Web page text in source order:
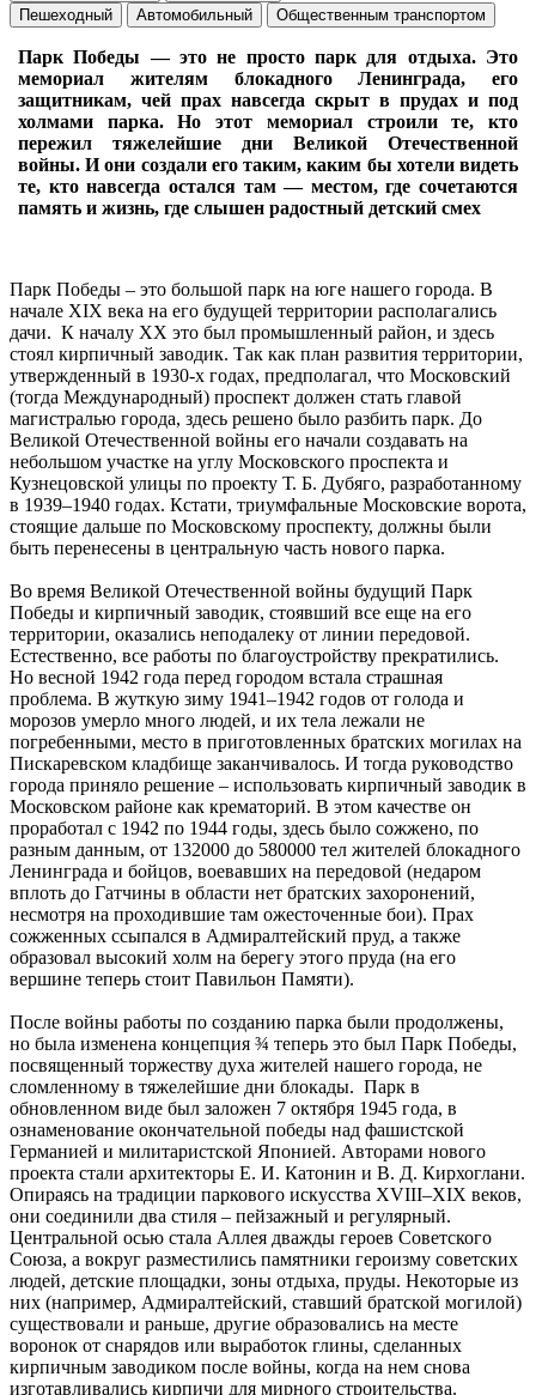
Пешеходный Автомобильный Общественным транспортом
Парк Победы — это не просто парк для отдыха. Это
мемориал жителям блокадного Ленинграда, его
защитникам, чей прах навсегда скрыт в прудах и под
холмами парка. Но этот мемориал строили те, кто
пережил тяжелейшие дни Великой Отечественной
войны. И они создали его таким, каким бы хотели видеть
те, кто навсегда остался там — местом, где сочетаются
память и жизнь, где слышен радостный детский смех
Парк Победы – это большой парк на юге нашего города. В
начале XIX века на его будущей территории располагались
дачи. К началу XX это был промышленный район, и здесь
стоял кирпичный заводик. Так как план развития территории,
утвержденный в 1930-х годах, предполагал, что Московский
(тогда Международный) проспект должен стать главой
магистралью города, здесь решено было разбить парк. До
Великой Отечественной войны его начали создавать на
небольшом участке на углу Московского проспекта и
Кузнецовской улицы по проекту Т. Б. Дубяго, разработанному
в 1939–1940 годах. Кстати, триумфальные Московские ворота,
стоящие дальше по Московскому проспекту, должны были
быть перенесены в центральную часть нового парка.
Во время Великой Отечественной войны будущий Парк
Победы и кирпичный заводик, стоявший все еще на его
территории, оказались неподалеку от линии передовой.
Естественно, все работы по благоустройству прекратились.
Но весной 1942 года перед городом встала страшная
проблема. В жуткую зиму 1941–1942 годов от голода и
морозов умерло много людей, и их тела лежали не
погребенными, место в приготовленных братских могилах на
Пискаревском кладбище заканчивалось. И тогда руководство
города приняло решение – использовать кирпичный заводик в
Московском районе как крематорий. В этом качестве он
проработал с 1942 по 1944 годы, здесь было сожжено, по
разным данным, от 132000 до 580000 тел жителей блокадного
Ленинграда и бойцов, воевавших на передовой (недаром
вплоть до Гатчины в области нет братских захоронений,
несмотря на проходившие там ожесточенные бои). Прах
сожженных ссыпался в Адмиралтейский пруд, а также
образовал высокий холм на берегу этого пруда (на его
вершине теперь стоит Павильон Памяти).
После войны работы по созданию парка были продолжены,
но была изменена концепция ¾ теперь это был Парк Победы,
посвященный торжеству духа жителей нашего города, не
сломленному в тяжелейшие дни блокады. Парк в
обновленном виде был заложен 7 октября 1945 года, в
ознаменование окончательной победы над фашистской
Германией и милитаристской Японией. Авторами нового
проекта стали архитекторы Е. И. Катонин и В. Д. Кирхоглани.
Опираясь на традиции паркового искусства XVIII–XIX веков,
они соединили два стиля – пейзажный и регулярный.
Центральной осью стала Аллея дважды героев Советского
Союза, а вокруг разместились памятники героизму советских
людей, детские площадки, зоны отдыха, пруды. Некоторые из
них (например, Адмиралтейский, ставший братской могилой)
существовали и раньше, другие образовались на месте
воронок от снарядов или выработок глины, сделанных
кирпичным заводиком после войны, когда на нем снова
изготавливались кирпичи для мирного строительства.